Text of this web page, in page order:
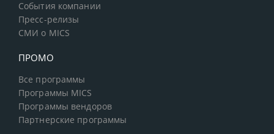
События компании
Пресс-релизы
СМИ о MICS
ПРОМО
Все программы
Программы MICS
Программы вендоров
Партнерские программы